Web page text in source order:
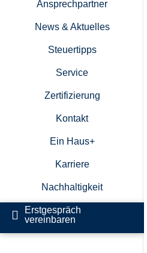
Ansprechpartner
News & Aktuelles
Steuertipps
Service
Zertifizierung
Kontakt
Ein Haus+
Karriere
Nachhaltigkeit
Erstgespräch
vereinbaren